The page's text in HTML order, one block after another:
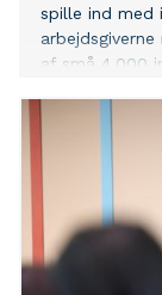
spille ind med
af små 4.000